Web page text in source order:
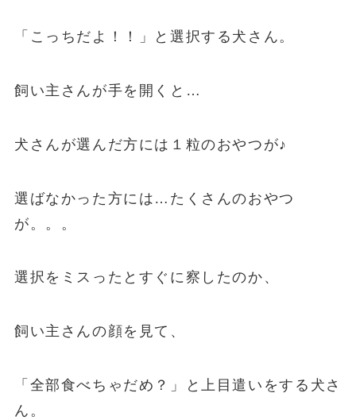
「こっちだよ！！」と選択する犬さん。
飼い主さんが手を開くと…
犬さんが選んだ方には１粒のおやつが♪
選ばなかった方には…たくさんのおやつ
が。。。
選択をミスったとすぐに察したのか、
飼い主さんの顔を見て、
「全部食べちゃだめ？」と上目遣いをする犬さ
ん。